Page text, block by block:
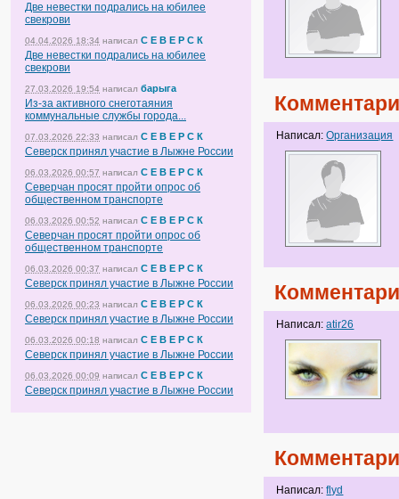
Две невестки подрались на юбилее
свекрови
04.04.2026 18:34 написал С Е В Е Р С К
Две невестки подрались на юбилее
свекрови
27.03.2026 19:54 написал барыга
Из-за активного снеготаяния
коммунальные службы города...
07.03.2026 22:33 написал С Е В Е Р С К
Северск принял участие в Лыжне России
06.03.2026 00:57 написал С Е В Е Р С К
Северчан просят пройти опрос об
общественном транспорте
06.03.2026 00:52 написал С Е В Е Р С К
Северчан просят пройти опрос об
общественном транспорте
06.03.2026 00:37 написал С Е В Е Р С К
Северск принял участие в Лыжне России
06.03.2026 00:23 написал С Е В Е Р С К
Северск принял участие в Лыжне России
06.03.2026 00:18 написал С Е В Е Р С К
Северск принял участие в Лыжне России
06.03.2026 00:09 написал С Е В Е Р С К
Северск принял участие в Лыжне России
Написал:Организация
Написал:atir26
Написал:flyd